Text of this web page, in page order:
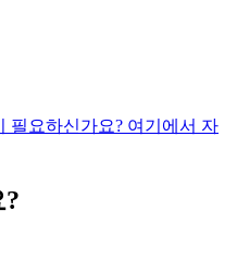
필요하신가요? 여기에서 자